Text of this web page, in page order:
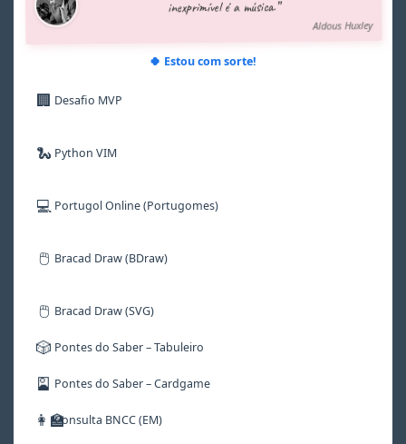
7 7 7
7
9
inexprimível é a música.”
Aldous Huxley
🍀 Estou com sorte!
🏢 Desafio MVP
🐍 Python VIM
💻 Portugol Online (Portugomes)
🖱️ Bracad Draw (BDraw)
🖱️ Bracad Draw (SVG)
🎲 Pontes do Saber – Tabuleiro
🎴 Pontes do Saber – Cardgame
👩‍🏫Consulta BNCC (EM)